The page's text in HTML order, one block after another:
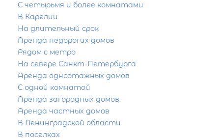
С четырьмя и более комнатами
В Карелии
На длительный срок
Аренда недорогих домов
Рядом с метро
На севере Санкт-Петербурга
Аренда одноэтажных домов
С одной комнатой
Аренда загородных домов
Аренда частных домов
В Ленинградской области
В поселках